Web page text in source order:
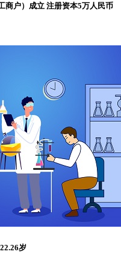
商户）成立 注册资本5万人民币
岁